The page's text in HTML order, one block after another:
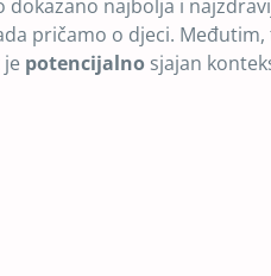
dokazano najbolja i
pričamo o djeci.
potencijalno sjajan